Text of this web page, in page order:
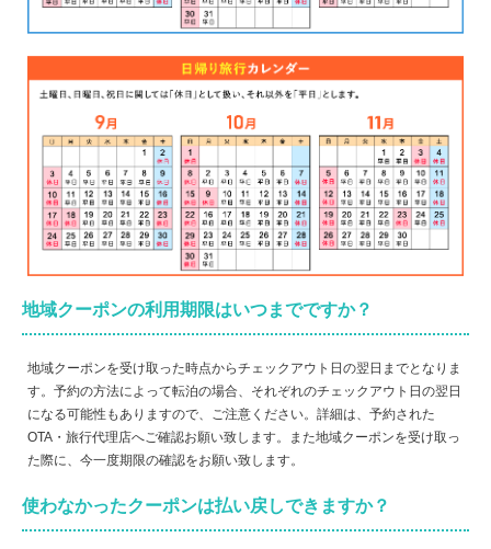
地域クーポンの利用期限はいつまでですか？
地域クーポンを受け取った時点からチェックアウト日の翌日までとなりま
す。予約の方法によって転泊の場合、それぞれのチェックアウト日の翌日
になる可能性もありますので、ご注意ください。詳細は、予約された
OTA・旅行代理店へご確認お願い致します。また地域クーポンを受け取っ
た際に、今一度期限の確認をお願い致します。
使わなかったクーポンは払い戻しできますか？